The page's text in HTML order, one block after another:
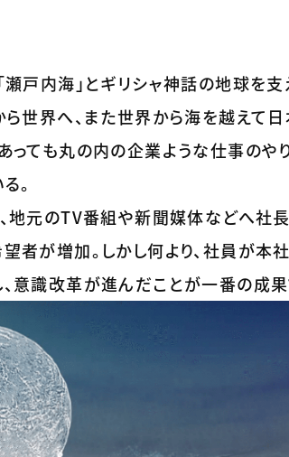
瀬戸内海」とギリシャ神話の地球を
ら世界へ、また世界から海を越えて
っても丸の内の企業ような仕事のや
。
地元のTV番組や新聞媒体などへ社
者が増加。しかし何より、社員が本
意識改革が進んだことが一番の成果